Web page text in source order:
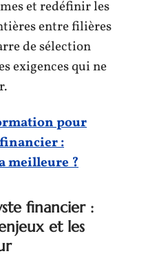
et redéfinir les
entre filières
de sélection
exigences qui ne
pour
:
meilleure ?
financier :
et les